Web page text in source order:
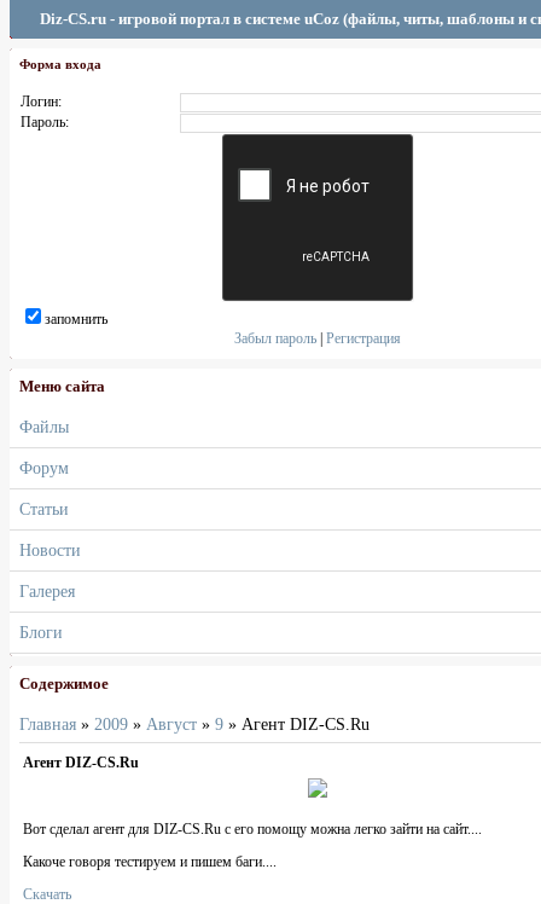
Diz-CS.ru - игровой портал в системе uCoz (файлы, читы, шаблоны и
Форма входа
Логин:
Пароль:
запомнить
Забыл пароль |Регистрация
Меню сайта
Файлы
Форум
Статьи
Новости
Галерея
Блоги
Содержимое
Главная » 2009 » Август » 9 » Агент DIZ-CS.Ru
Агент DIZ-CS.Ru
Вот сделал агент для DIZ-CS.Ru c его помощу можна легко зайти на сайт....
Какоче говоря тестируем и пишем баги....
Скачать